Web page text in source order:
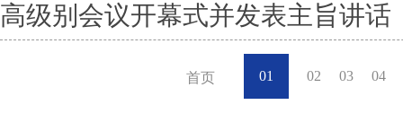
高级别会议开幕式并发表主旨讲话
首页 01 02 03 04